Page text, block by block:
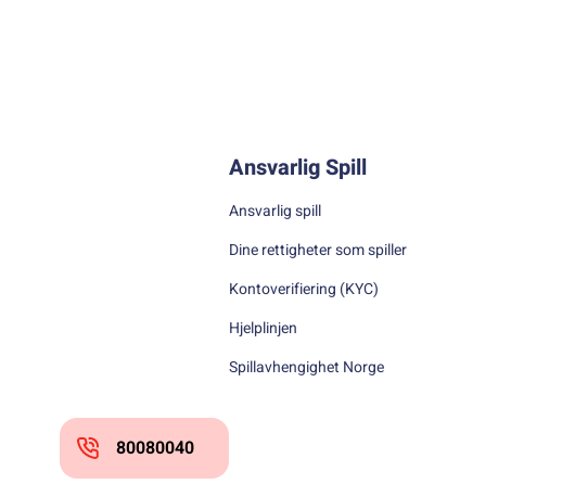
Ansvarlig Spill
Ansvarlig spill
Dine rettigheter som spiller
Kontoverifiering (KYC)
Hjelplinjen
Spillavhengighet Norge
80080040